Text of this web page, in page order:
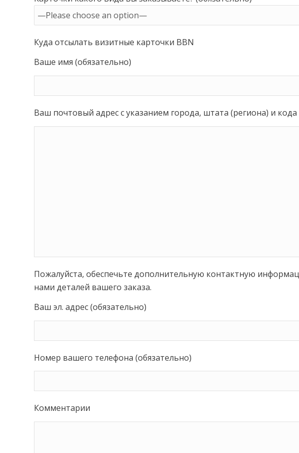
Куда отсылать визитные карточки BBN
Ваше имя (обязательно)
Ваш почтовый адрес с указанием города, штата (региона) и кода
Пожалуйста, обеспечьте дополнительную контактную
нами деталей вашего заказа.
Ваш эл. адрес (обязательно)
Номер вашего телефона (обязательно)
Комментарии